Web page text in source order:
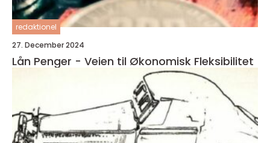
redaktionel
27. December 2024
Lån Penger - Veien til Økonomisk Fleksibilitet